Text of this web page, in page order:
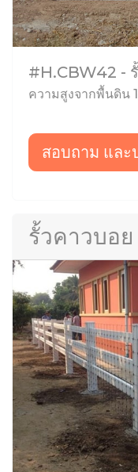
#H.CBW42 -
ความสูงจากพื้นดิน
สอบถาม และ
รั้วคาวบอ